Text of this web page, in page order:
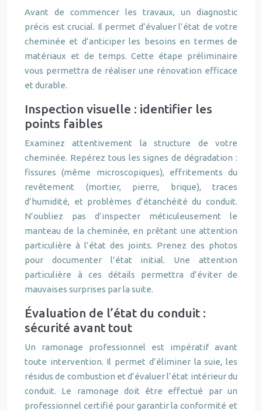
Avant de commencer les travaux, un diagnostic
précis est crucial. Il permet d’évaluer l’état de votre
cheminée et d’anticiper les besoins en termes de
matériaux et de temps. Cette étape préliminaire
vous permettra de réaliser une rénovation efficace
et durable.
Inspection visuelle : identifier les
points faibles
Examinez attentivement la structure de votre
cheminée. Repérez tous les signes de dégradation :
fissures (même microscopiques), effritements du
revêtement (mortier, pierre, brique), traces
d’humidité, et problèmes d’étanchéité du conduit.
N’oubliez pas d’inspecter méticuleusement le
manteau de la cheminée, en prêtant une attention
particulière à l’état des joints. Prenez des photos
pour documenter l’état initial. Une attention
particulière à ces détails permettra d’éviter de
mauvaises surprises par la suite.
Évaluation de l’état du conduit :
sécurité avant tout
Un ramonage professionnel est impératif avant
toute intervention. Il permet d’éliminer la suie, les
résidus de combustion et d’évaluer l’état intérieur du
conduit. Le ramonage doit être effectué par un
professionnel certifié pour garantir la conformité et